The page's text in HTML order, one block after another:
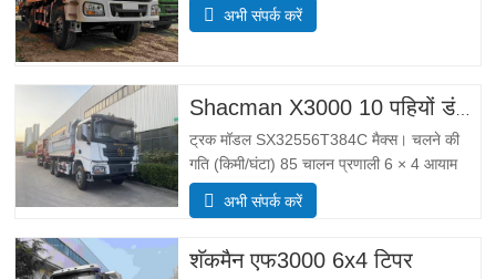
(किग्रा) वजन नियंत्रण 55 00 सकल (किलो)
अभी संपर्क करें
ट्रक मॉडल SX32556T384C मैक्स। चलने की
गति (किमी/घंटा) 85 चालन प्रणाली 6 × 4 आयाम
(एल * डब्ल्यू * एच) (मिमी) कुल मिलाकर
8385*2490*3450 डंप बॉडी 5600*2300*1500
प्रणाली मिडिल लिफ्टिंग या फ्रंट लिफ्टिंग HYVA…
अभी संपर्क करें
शॅकमैन एफ3000 6x4 टिपर